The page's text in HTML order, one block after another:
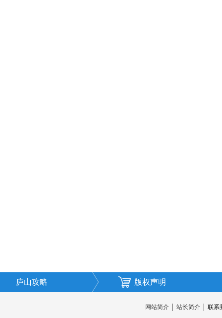
庐山攻略 版权声明
网站简介│ 站长简介│ 联系